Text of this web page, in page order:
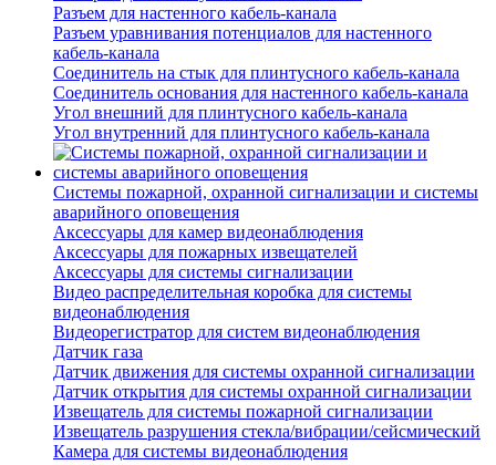
Разъем для настенного кабель-канала
Разъем уравнивания потенциалов для настенного
кабель-канала
Соединитель на стык для плинтусного кабель-канала
Соединитель основания для настенного кабель-канала
Угол внешний для плинтусного кабель-канала
Угол внутренний для плинтусного кабель-канала
Системы пожарной, охранной сигнализации и системы
аварийного оповещения
Аксессуары для камер видеонаблюдения
Аксессуары для пожарных извещателей
Аксессуары для системы сигнализации
Видео распределительная коробка для системы
видеонаблюдения
Видеорегистратор для систем видеонаблюдения
Датчик газа
Датчик движения для системы охранной сигнализации
Датчик открытия для системы охранной сигнализации
Извещатель для системы пожарной сигнализации
Извещатель разрушения стекла/вибрации/сейсмический
Камера для системы видеонаблюдения